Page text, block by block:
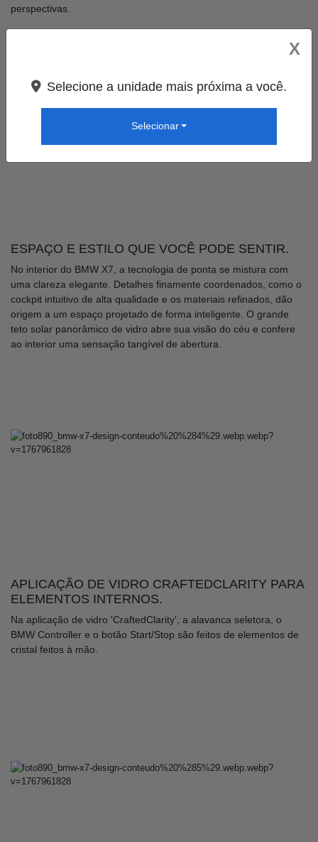
perspectivas.
ESPAÇO E ESTILO QUE VOCÊ PODE SENTIR.
No interior do BMW X7, a tecnologia de ponta se mistura com
uma clareza elegante. Detalhes finamente coordenados, como o
cockpit intuitivo de alta qualidade e os materiais refinados, dão
origem a um espaço projetado de forma inteligente. O grande
teto solar panorâmico de vidro abre sua visão do céu e confere
ao interior uma sensação tangível de abertura.
APLICAÇÃO DE VIDRO CRAFTEDCLARITY PARA
ELEMENTOS INTERNOS.
Na aplicação de vidro 'CraftedClarity', a alavanca seletora, o
BMW Controller e o botão Start/Stop são feitos de elementos de
cristal feitos à mão.
X
Selecione a unidade mais próxima a você.
Selecionar